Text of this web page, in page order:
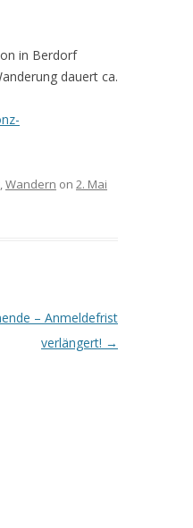
in Berdorf
dauert ca.
,Wandern on 2. Mai
– Anmeldefrist
verlängert! →